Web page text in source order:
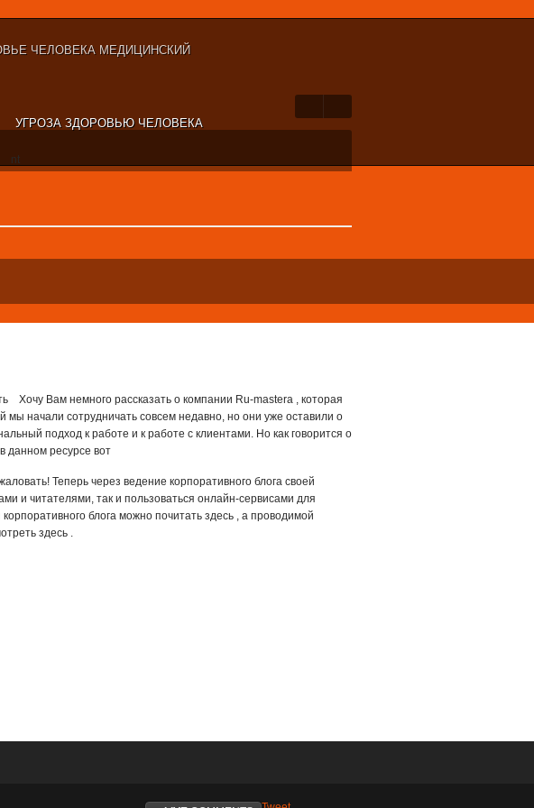
ЧЕЛОВЕКА МЕДИЦИНСКИЙ
УГРОЗА ЗДОРОВЬЮ ЧЕЛОВЕКА
nt
Хочу Вам немного рассказать о компании Ru-mastera , которая
мы начали сотрудничать совсем недавно, но они уже оставили о
подход к работе и к работе с клиентами. Но как говорится о
данном ресурсе вот
Теперь через ведение корпоративного блога своей
и читателями, так и пользоваться онлайн-сервисами для
блога можно почитать здесь , а проводимой
здесь .